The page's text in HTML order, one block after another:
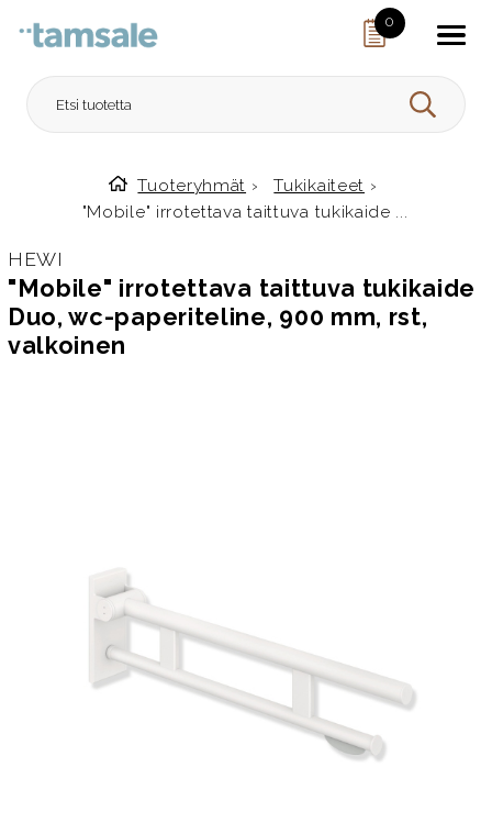
0
HAE
Etusivulle
Tuoteryhmät › Tukikaiteet ›
"Mobile" irrotettava taittuva tukikaide ...
HEWI
"Mobile" irrotettava taittuva tukikaide
Duo, wc-paperiteline, 900 mm, rst,
valkoinen